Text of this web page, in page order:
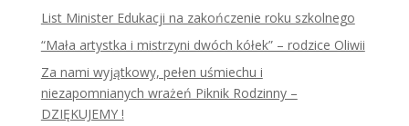
List Minister Edukacji na zakończenie roku szkolnego
“Mała artystka i mistrzyni dwóch kółek” – rodzice Oliwii
Za nami wyjątkowy, pełen uśmiechu i
niezapomnianych wrażeń Piknik Rodzinny –
DZIĘKUJEMY !